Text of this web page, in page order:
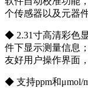
个传感器以及元器
◆ 2.31寸高清彩色
件下显示测量信息
友好用户操作界面
◆ 支持ppm和μmol/